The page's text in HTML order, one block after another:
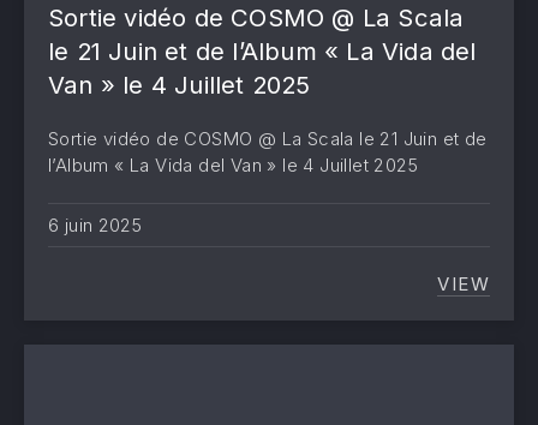
Sortie vidéo de COSMO @ La Scala
le 21 Juin et de l’Album « La Vida del
Van » le 4 Juillet 2025
Sortie vidéo de COSMO @ La Scala le 21 Juin et de
l’Album « La Vida del Van » le 4 Juillet 2025
6 juin 2025
VIEW